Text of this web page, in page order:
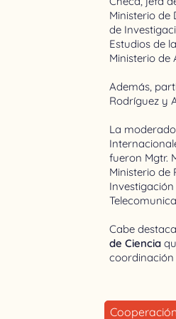
Ministerio de
de
Estudios de
Ministerio de
Además,
Rodríguez y
La
fueron Mgtr.
Ministerio de
Cabe
de Ciencia
coordinación
Cooperación